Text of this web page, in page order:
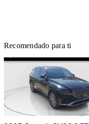
Recomendado para ti